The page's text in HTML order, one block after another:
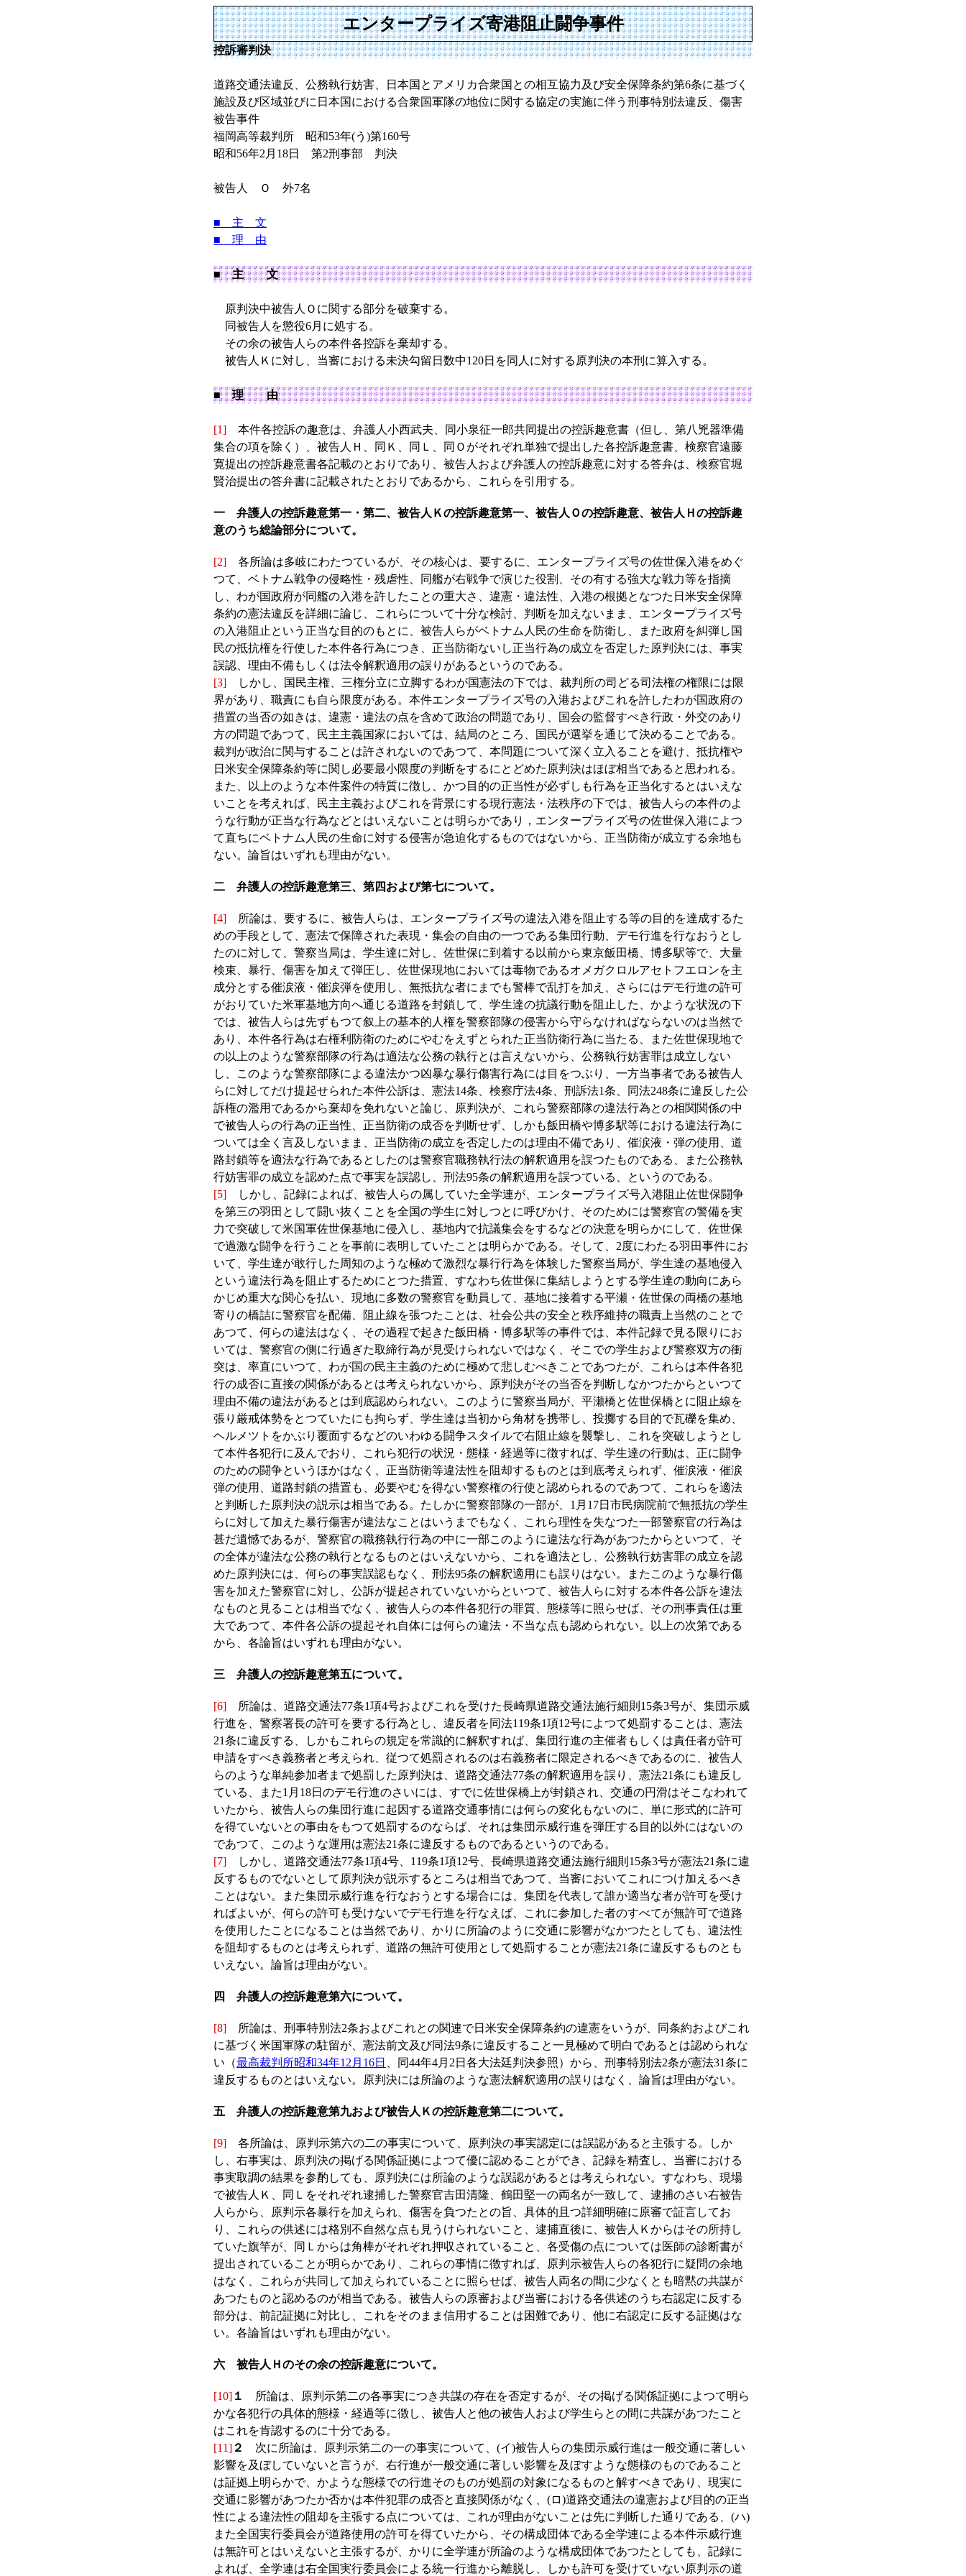
エンタープライズ寄港阻止闘争事件
控訴審判決
道路交通法違反、公務執行妨害、日本国とアメリカ合衆国との相互協力及び安全保障条約第6条に基づく
施設及び区域並びに日本国における合衆国軍隊の地位に関する協定の実施に伴う刑事特別法違反、傷害
被告事件
福岡高等裁判所 昭和53年(う)第160号
昭和56年2月18日 第2刑事部 判決
被告人 Ｏ 外7名
■ 主 文
■ 理 由
■ 主 文
原判決中被告人Ｏに関する部分を破棄する。
同被告人を懲役6月に処する。
その余の被告人らの本件各控訴を棄却する。
被告人Ｋに対し、当審における未決勾留日数中120日を同人に対する原判決の本刑に算入する。
■ 理 由
[1] 本件各控訴の趣意は、弁護人小西武夫、同小泉征一郎共同提出の控訴趣意書（但し、第八兇器準備
集合の項を除く）、被告人Ｈ、同Ｋ、同Ｌ、同Ｏがそれぞれ単独で提出した各控訴趣意書、検察官遠藤
寛提出の控訴趣意書各記載のとおりであり、被告人および弁護人の控訴趣意に対する答弁は、検察官堀
賢治提出の答弁書に記載されたとおりであるから、これらを引用する。
一 弁護人の控訴趣意第一・第二、被告人Ｋの控訴趣意第一、被告人Ｏの控訴趣意、被告人Ｈの控訴趣
意のうち総論部分について。
[2] 各所論は多岐にわたつているが、その核心は、要するに、エンタープライズ号の佐世保入港をめぐ
つて、ベトナム戦争の侵略性・残虐性、同艦が右戦争で演じた役割、その有する強大な戦力等を指摘
し、わが国政府が同艦の入港を許したことの重大さ、違憲・違法性、入港の根拠となつた日米安全保障
条約の憲法違反を詳細に論じ、これらについて十分な検討、判断を加えないまま、エンタープライズ号
の入港阻止という正当な目的のもとに、被告人らがベトナム人民の生命を防衛し、また政府を糾弾し国
民の抵抗権を行使した本件各行為につき、正当防衛ないし正当行為の成立を否定した原判決には、事実
誤認、理由不備もしくは法令解釈適用の誤りがあるというのである。
[3] しかし、国民主権、三権分立に立脚するわが国憲法の下では、裁判所の司どる司法権の権限には限
界があり、職責にも自ら限度がある。本件エンタープライズ号の入港およびこれを許したわが国政府の
措置の当否の如きは、違憲・違法の点を含めて政治の問題であり、国会の監督すべき行政・外交のあり
方の問題であつて、民主主義国家においては、結局のところ、国民が選挙を通じて決めることである。
裁判が政治に関与することは許されないのであつて、本問題について深く立入ることを避け、抵抗権や
日米安全保障条約等に関し必要最小限度の判断をするにとどめた原判決はほぼ相当であると思われる。
また、以上のような本件案件の特質に徴し、かつ目的の正当性が必ずしも行為を正当化するとはいえな
いことを考えれば、民主主義およびこれを背景にする現行憲法・法秩序の下では、被告人らの本件のよ
うな行動が正当な行為などとはいえないことは明らかであり，エンタープライズ号の佐世保入港によつ
て直ちにベトナム人民の生命に対する侵害が急迫化するものではないから、正当防衛が成立する余地も
ない。論旨はいずれも理由がない。
二 弁護人の控訴趣意第三、第四および第七について。
[4] 所論は、要するに、被告人らは、エンタープライズ号の違法入港を阻止する等の目的を達成するた
めの手段として、憲法で保障された表現・集会の自由の一つである集団行動、デモ行進を行なおうとし
たのに対して、警察当局は、学生達に対し、佐世保に到着する以前から東京飯田橋、博多駅等で、大量
検束、暴行、傷害を加えて弾圧し、佐世保現地においては毒物であるオメガクロルアセトフエロンを主
成分とする催涙液・催涙弾を使用し、無抵抗な者にまでも警棒で乱打を加え、さらにはデモ行進の許可
がおりていた米軍基地方向へ通じる道路を封鎖して、学生達の抗議行動を阻止した、かような状況の下
では、被告人らは先ずもつて叙上の基本的人権を警察部隊の侵害から守らなければならないのは当然で
あり、本件各行為は右権利防衛のためにやむをえずとられた正当防衛行為に当たる、また佐世保現地で
の以上のような警察部隊の行為は適法な公務の執行とは言えないから、公務執行妨害罪は成立しない
し、このような警察部隊による違法かつ凶暴な暴行傷害行為には目をつぶり、一方当事者である被告人
らに対してだけ提起せられた本件公訴は、憲法14条、検察庁法4条、刑訴法1条、同法248条に違反した公
訴権の濫用であるから棄却を免れないと論じ、原判決が、これら警察部隊の違法行為との相関関係の中
で被告人らの行為の正当性、正当防衛の成否を判断せず、しかも飯田橋や博多駅等における違法行為に
ついては全く言及しないまま、正当防衛の成立を否定したのは理由不備であり、催涙液・弾の使用、道
路封鎖等を適法な行為であるとしたのは警察官職務執行法の解釈適用を誤つたものである、また公務執
行妨害罪の成立を認めた点で事実を誤認し、刑法95条の解釈適用を誤つている、というのである。
[5] しかし、記録によれば、被告人らの属していた全学連が、エンタープライズ号入港阻止佐世保闘争
を第三の羽田として闘い抜くことを全国の学生に対しつとに呼びかけ、そのためには警察官の警備を実
力で突破して米国軍佐世保基地に侵入し、基地内で抗議集会をするなどの決意を明らかにして、佐世保
で過激な闘争を行うことを事前に表明していたことは明らかである。そして、2度にわたる羽田事件にお
いて、学生達が敢行した周知のような極めて激烈な暴行行為を体験した警察当局が、学生達の基地侵入
という違法行為を阻止するためにとつた措置、すなわち佐世保に集結しようとする学生達の動向にあら
かじめ重大な関心を払い、現地に多数の警察官を動員して、基地に接着する平瀬・佐世保の両橋の基地
寄りの橋詰に警察官を配備、阻止線を張つたことは、社会公共の安全と秩序維持の職責上当然のことで
あつて、何らの違法はなく、その過程で起きた飯田橋・博多駅等の事件では、本件記録で見る限りにお
いては、警察官の側に行過ぎた取締行為が見受けられないではなく、そこでの学生および警察双方の衝
突は、率直にいつて、わが国の民主主義のために極めて悲しむべきことであつたが、これらは本件各犯
行の成否に直接の関係があるとは考えられないから、原判決がその当否を判断しなかつたからといつて
理由不備の違法があるとは到底認められない。このように警察当局が、平瀬橋と佐世保橋とに阻止線を
張り厳戒体勢をとつていたにも拘らず、学生達は当初から角材を携帯し、投擲する目的で瓦礫を集め、
ヘルメツトをかぶり覆面するなどのいわゆる闘争スタイルで右阻止線を襲撃し、これを突破しようとし
て本件各犯行に及んでおり、これら犯行の状況・態様・経過等に徴すれば、学生達の行動は、正に闘争
のための闘争というほかはなく、正当防衛等違法性を阻却するものとは到底考えられず、催涙液・催涙
弾の使用、道路封鎖の措置も、必要やむを得ない警察権の行使と認められるのであつて、これらを適法
と判断した原判決の説示は相当である。たしかに警察部隊の一部が、1月17日市民病院前で無抵抗の学生
らに対して加えた暴行傷害が違法なことはいうまでもなく、これら理性を失なつた一部警察官の行為は
甚だ遺憾であるが、警察官の職務執行行為の中に一部このように違法な行為があつたからといつて、そ
の全体が違法な公務の執行となるものとはいえないから、これを適法とし、公務執行妨害罪の成立を認
めた原判決には、何らの事実誤認もなく、刑法95条の解釈適用にも誤りはない。またこのような暴行傷
害を加えた警察官に対し、公訴が提起されていないからといつて、被告人らに対する本件各公訴を違法
なものと見ることは相当でなく、被告人らの本件各犯行の罪質、態様等に照らせば、その刑事責任は重
大であつて、本件各公訴の提起それ自体には何らの違法・不当な点も認められない。以上の次第である
から、各論旨はいずれも理由がない。
三 弁護人の控訴趣意第五について。
[6] 所論は、道路交通法77条1項4号およびこれを受けた長崎県道路交通法施行細則15条3号が、集団示威
行進を、警察署長の許可を要する行為とし、違反者を同法119条1項12号によつて処罰することは、憲法
21条に違反する、しかもこれらの規定を常識的に解釈すれば、集団行進の主催者もしくは責任者が許可
申請をすべき義務者と考えられ、従つて処罰されるのは右義務者に限定されるべきであるのに、被告人
らのような単純参加者まで処罰した原判決は、道路交通法77条の解釈適用を誤り、憲法21条にも違反し
ている、また1月18日のデモ行進のさいには、すでに佐世保橋上が封鎖され、交通の円滑はそこなわれて
いたから、被告人らの集団行進に起因する道路交通事情には何らの変化もないのに、単に形式的に許可
を得ていないとの事由をもつて処罰するのならば、それは集団示威行進を弾圧する目的以外にはないの
であつて、このような運用は憲法21条に違反するものであるというのである。
[7] しかし、道路交通法77条1項4号、119条1項12号、長崎県道路交通法施行細則15条3号が憲法21条に違
反するものでないとして原判決が説示するところは相当であつて、当審においてこれにつけ加えるべき
ことはない。また集団示威行進を行なおうとする場合には、集団を代表して誰か適当な者が許可を受け
ればよいが、何らの許可も受けないでデモ行進を行なえば、これに参加した者のすべてが無許可で道路
を使用したことになることは当然であり、かりに所論のように交通に影響がなかつたとしても、違法性
を阻却するものとは考えられず、道路の無許可使用として処罰することが憲法21条に違反するものとも
いえない。論旨は理由がない。
四 弁護人の控訴趣意第六について。
[8] 所論は、刑事特別法2条およびこれとの関連で日米安全保障条約の違憲をいうが、同条約およびこれ
に基づく米国軍隊の駐留が、憲法前文及び同法9条に違反すること一見極めて明白であるとは認められな
い（最高裁判所昭和34年12月16日
、同44年4月2日各大法廷判決参照）から、刑事特別法2条が憲法31条に
違反するものとはいえない。原判決には所論のような憲法解釈適用の誤りはなく、論旨は理由がない。
五 弁護人の控訴趣意第九および被告人Ｋの控訴趣意第二について。
[9] 各所論は、原判示第六の二の事実について、原判決の事実認定には誤認があると主張する。しか
し、右事実は、原判決の掲げる関係証拠によつて優に認めることができ、記録を精査し、当審における
事実取調の結果を参酌しても、原判決には所論のような誤認があるとは考えられない。すなわち、現場
で被告人Ｋ、同Ｌをそれぞれ逮捕した警察官吉田清隆、鶴田堅一の両名が一致して、逮捕のさい右被告
人らから、原判示各暴行を加えられ、傷害を負つたとの旨、具体的且つ詳細明確に原審で証言してお
り、これらの供述には格別不自然な点も見うけられないこと、逮捕直後に、被告人Ｋからはその所持し
ていた旗竿が、同Ｌからは角棒がそれぞれ押収されていること、各受傷の点については医師の診断書が
提出されていることが明らかであり、これらの事情に徴すれば、原判示被告人らの各犯行に疑問の余地
はなく、これらが共同して加えられていることに照らせば、被告人両名の間に少なくとも暗黙の共謀が
あつたものと認めるのが相当である。被告人らの原審および当審における各供述のうち右認定に反する
部分は、前記証拠に対比し、これをそのまま信用することは困難であり、他に右認定に反する証拠はな
い。各論旨はいずれも理由がない。
六 被告人Ｈのその余の控訴趣意について。
[10] １
所論は、原判示第二の各事実につき共謀の存在を否定するが、その掲げる関係証拠によつて明ら
かな各犯行の具体的態様・経過等に徴し、被告人と他の被告人および学生らとの間に共謀があつたこと
はこれを肯認するのに十分である。
[11] ２
次に所論は、原判示第二の一の事実について、(イ)被告人らの集団示威行進は一般交通に著しい
影響を及ぼしていないと言うが、右行進が一般交通に著しい影響を及ぼすような態様のものであること
は証拠上明らかで、かような態様での行進そのものが処罰の対象になるものと解すべきであり、現実に
交通に影響があつたか否かは本件犯罪の成否と直接関係がなく、(ロ)道路交通法の違憲および目的の正当
性による違法性の阻却を主張する点については、これが理由がないことは先に判断した通りである、(ハ)
また全国実行委員会が道路使用の許可を得ていたから、その構成団体である全学連による本件示威行進
は無許可とはいえないと主張するが、かりに全学連が所論のような構成団体であつたとしても、記録に
よれば、全学連は右全国実行委員会による統一行進から離脱し、しかも許可を受けていない原判示の道